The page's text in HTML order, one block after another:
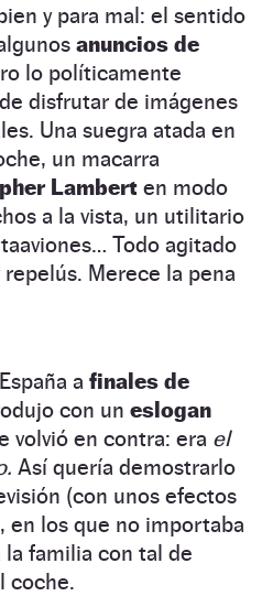
y para mal: el sentido
anuncios de
lo políticamente
disfrutar de imágenes
Una suegra atada en
un macarra
Lambert en modo
a la vista, un utilitario
Todo agitado
Merece la pena
a finales de
con un eslogan
volvió en contra: era el
Así quería demostrarlo
(con unos efectos
en los que no importaba
familia con tal de
coche.